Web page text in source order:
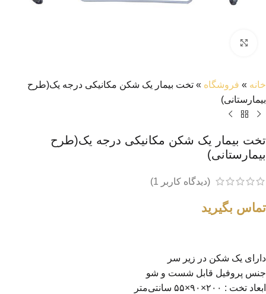
خانه » فروشگاه » تخت بیمار یک شکن مکانیکی درجه یک(طرح
بیمارستانی)
تخت بیمار یک شکن مکانیکی درجه یک(طرح
بیمارستانی)
(دیدگاه کاربر 1
)
تماس بگیرید
دارای یک شکن در زیر سر
جنس پروفیل قابل شست و شو
ابعاد تخت : ۲۰۰×۹۰×۵۵ سانتی‌متر